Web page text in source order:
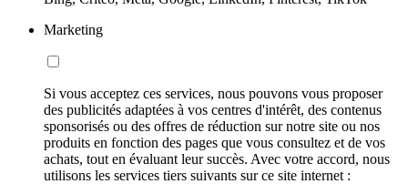
Marketing
Si vous acceptez ces services, nous pouvons vous proposer
des publicités adaptées à vos centres d'intérêt, des contenus
sponsorisés ou des offres de réduction sur notre site ou nos
produits en fonction des pages que vous consultez et de vos
achats, tout en évaluant leur succès. Avec votre accord, nous
utilisons les services tiers suivants sur ce site internet :